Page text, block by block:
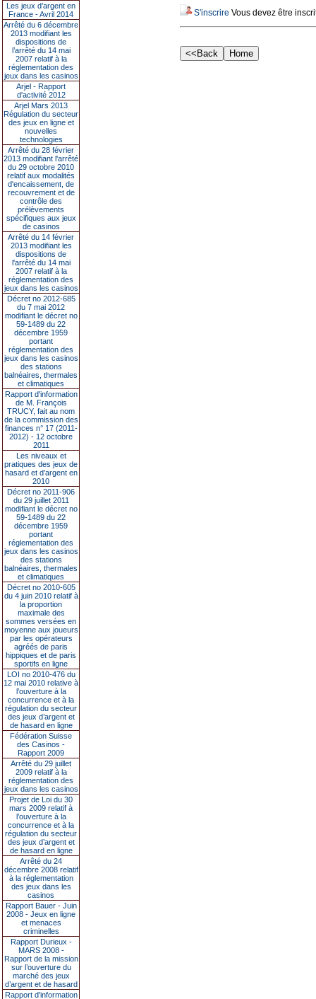
Les jeux d’argent en
France - Avril 2014
Arrêté du 6 décembre
2013 modifiant les
dispositions de
l’arrêté du 14 mai
2007 relatif à la
réglementation des
jeux dans les casinos
Arjel - Rapport
d'activité 2012
Arjel Mars 2013
Régulation du secteur
des jeux en ligne et
nouvelles
technologies
Arrêté du 28 février
2013 modifiant l'arrêté
du 29 octobre 2010
relatif aux modalités
d'encaissement, de
recouvrement et de
contrôle des
prélèvements
spécifiques aux jeux
de casinos
Arrêté du 14 février
2013 modifiant les
dispositions de
l'arrêté du 14 mai
2007 relatif à la
réglementation des
jeux dans les casinos
Décret no 2012-685
du 7 mai 2012
modifiant le décret no
59-1489 du 22
décembre 1959
portant
réglementation des
jeux dans les casinos
des stations
balnéaires, thermales
et climatiques
Rapport d'information
de M. François
TRUCY, fait au nom
de la commission des
finances n° 17 (2011-
2012) - 12 octobre
2011
Les niveaux et
pratiques des jeux de
hasard et d’argent en
2010
Décret no 2011-906
du 29 juillet 2011
modifiant le décret no
59-1489 du 22
décembre 1959
portant
réglementation des
jeux dans les casinos
des stations
balnéaires, thermales
et climatiques
Décret no 2010-605
du 4 juin 2010 relatif à
la proportion
maximale des
sommes versées en
moyenne aux joueurs
par les opérateurs
agréés de paris
hippiques et de paris
sportifs en ligne
LOI no 2010-476 du
12 mai 2010 relative à
l’ouverture à la
concurrence et à la
régulation du secteur
des jeux d’argent et
de hasard en ligne
Fédération Suisse
des Casinos -
Rapport 2009
Arrêté du 29 juillet
2009 relatif à la
réglementation des
jeux dans les casinos
Projet de Loi du 30
mars 2009 relatif à
l’ouverture à la
concurrence et à la
régulation du secteur
des jeux d’argent et
de hasard en ligne
Arrêté du 24
décembre 2008 relatif
à la réglementation
des jeux dans les
casinos
Rapport Bauer - Juin
2008 - Jeux en ligne
et menaces
criminelles
Rapport Durieux -
MARS 2008 -
Rapport de la mission
sur l’ouverture du
marché des jeux
d’argent et de hasard
Rapport d'information
S'inscrire Vous devez être